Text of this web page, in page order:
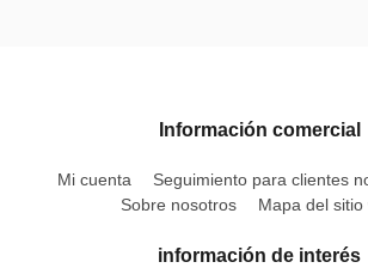
Información comercial
Mi cuenta
Seguimiento para clientes
Sobre nosotros
Mapa del sitio
información de interés